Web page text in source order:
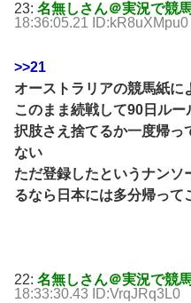
23: 名無しさん＠実況で競
18:36:05.21 ID:kR8uXMpu0
>>21
オーストラリアの競馬紙に
このまま続戦して90日ル
択肢さえ捨てるか一度帰っ
ない
ただ登録したというナン
るなら日本には多分帰って
22: 名無しさん＠実況で競
18:33:30.43 ID:VrqJRq3L0